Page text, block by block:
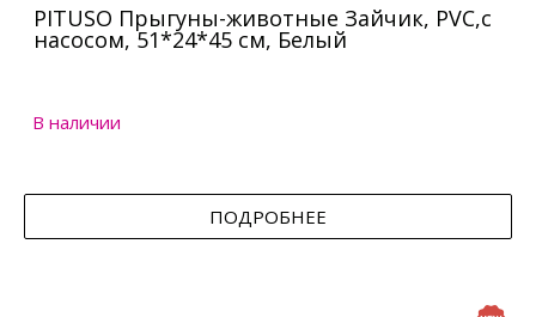
PITUSO Прыгуны-животные Зайчик, PVC,с
насосом, 51*24*45 см, Белый
В наличии
ПОДРОБНЕЕ